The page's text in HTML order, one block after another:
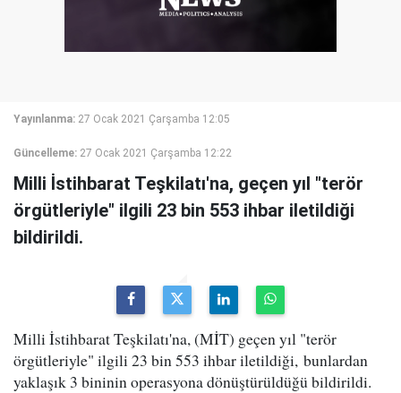
Yayınlanma: 27 Ocak 2021 Çarşamba 12:05
Güncelleme: 27 Ocak 2021 Çarşamba 12:22
Milli İstihbarat Teşkilatı'na, geçen yıl "terör
örgütleriyle" ilgili 23 bin 553 ihbar iletildiği
bildirildi.
Milli İstihbarat Teşkilatı'na, (MİT) geçen yıl "terör
örgütleriyle" ilgili 23 bin 553 ihbar iletildiği, bunlardan
yaklaşık 3 bininin operasyona dönüştürüldüğü bildirildi.